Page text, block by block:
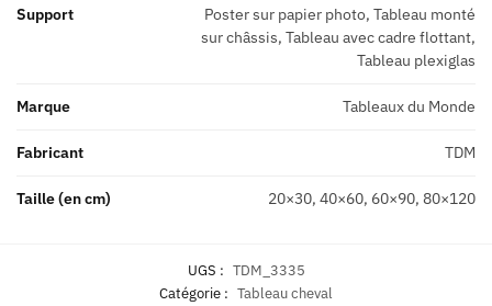
Support
Poster sur papier photo, Tableau monté
sur châssis, Tableau avec cadre flottant,
Tableau plexiglas
Marque Tableaux du Monde
Fabricant TDM
Taille (en cm) 20×30, 40×60, 60×90, 80×120
UGS : TDM_3335
Catégorie : Tableau cheval